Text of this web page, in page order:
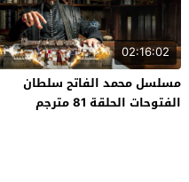
02:16:02
مسلسل محمد الفاتح سلطان
الفتوحات الحلقة 81 مترجم